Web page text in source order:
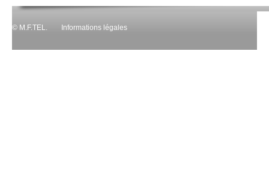
© M.F.TEL. Informations légales